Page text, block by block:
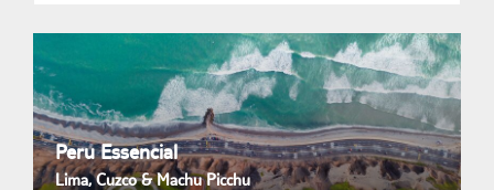
Peru Essencial
Lima, Cuzco & Machu Picchu